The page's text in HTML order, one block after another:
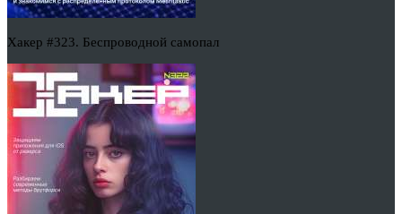
Хакер #323. Беспроводной самопал